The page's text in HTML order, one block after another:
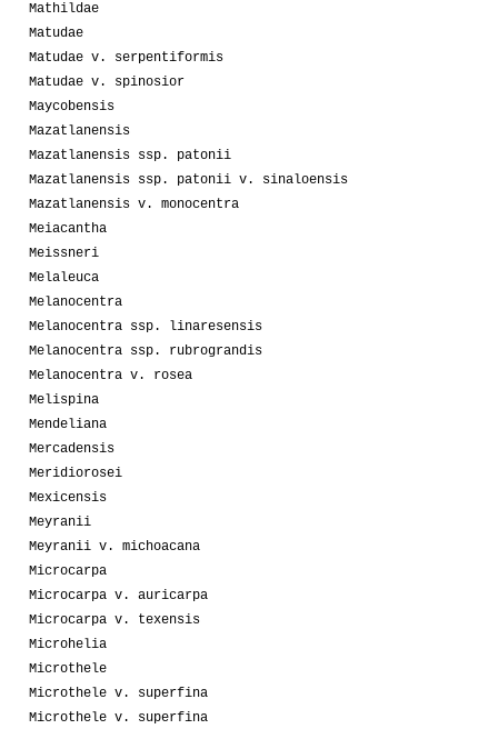
Mathildae
Matudae
Matudae v. serpentiformis
Matudae v. spinosior
Maycobensis
Mazatlanensis
Mazatlanensis ssp. patonii
Mazatlanensis ssp. patonii v. sinaloensis
Mazatlanensis v. monocentra
Meiacantha
Meissneri
Melaleuca
Melanocentra
Melanocentra ssp. linaresensis
Melanocentra ssp. rubrograndis
Melanocentra v. rosea
Melispina
Mendeliana
Mercadensis
Meridiorosei
Mexicensis
Meyranii
Meyranii v. michoacana
Microcarpa
Microcarpa v. auricarpa
Microcarpa v. texensis
Microhelia
Microthele
Microthele v. superfina
Microthele v. superfina